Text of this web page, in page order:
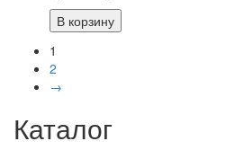
В корзину
1
2
→
Каталог